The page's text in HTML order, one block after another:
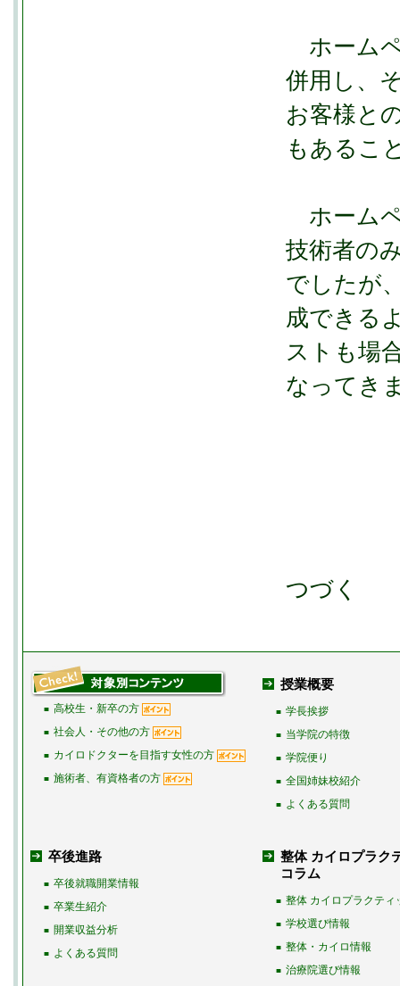
ホームペ
併用し、
お客様と
もあるこ
ホーム
技術者の
でしたが
成できる
ストも場
なってき
つづく
■ 高校生・新卒の方
■ 社会人・その他の方
■ カイロドクターを目指す女性の方
■ 施術者、有資格者の方
授業概要
■ 学長挨拶
■ 当学院の特徴
■ 学院便り
■ 全国姉妹校紹介
■ よくある質問
卒後進路
■ 卒後就職開業情報
■ 卒業生紹介
■ 開業収益分析
■ よくある質問
整体 カイロプラク
コラム
■ 整体 カイロプラクティ
■ 学校選び情報
■ 整体・カイロ情報
■ 治療院選び情報